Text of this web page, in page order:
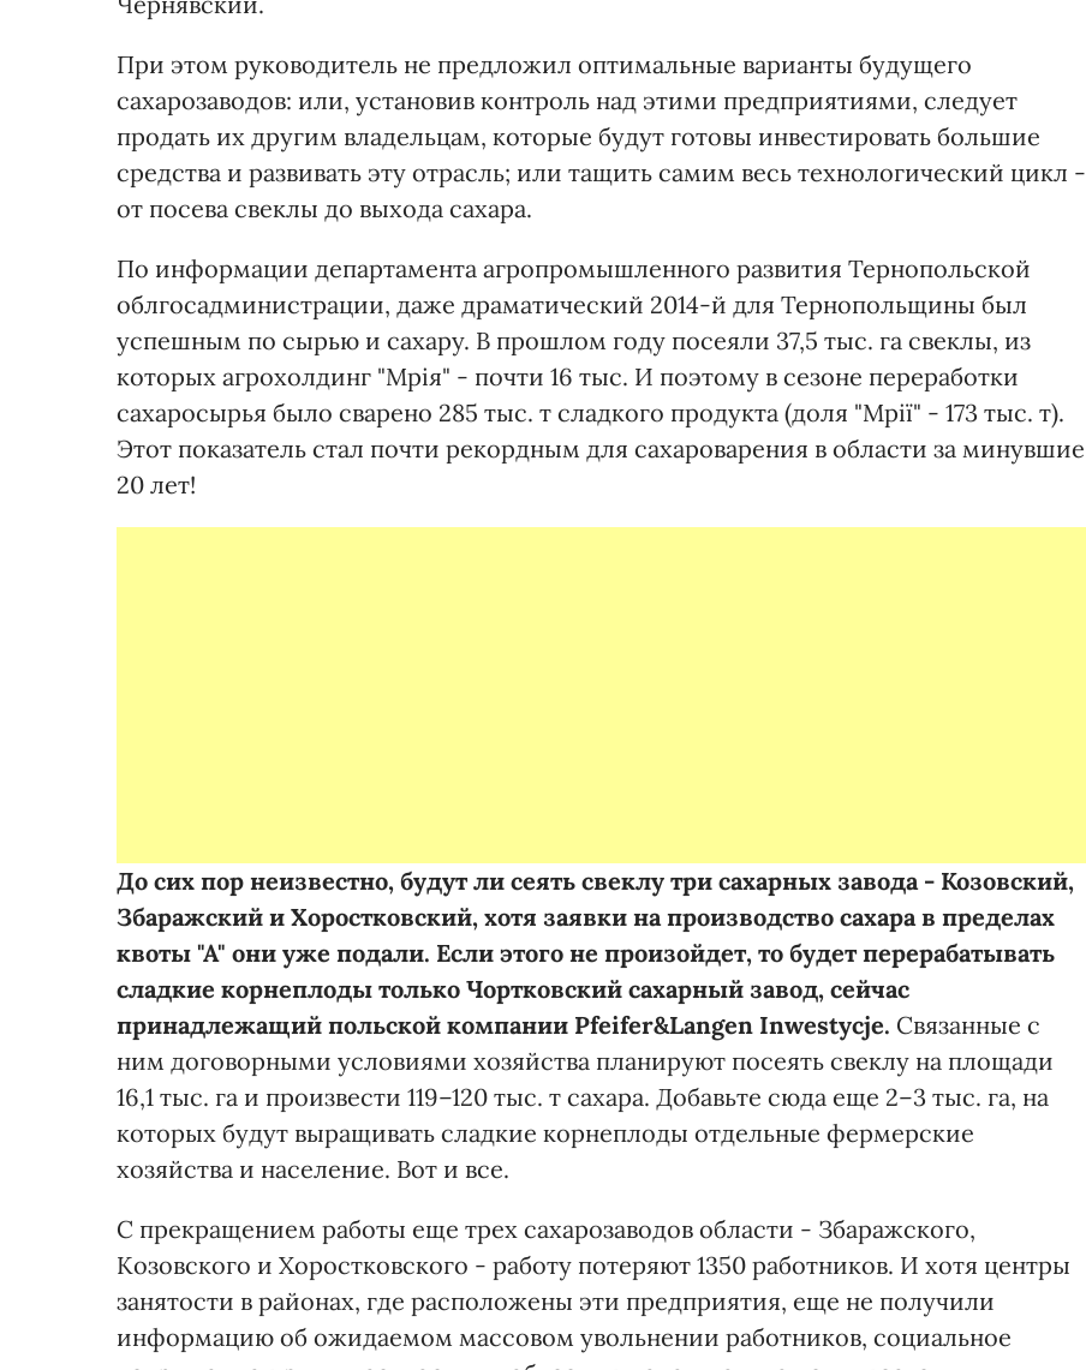
При этом руководитель не предложил оптимальные варианты будущего
сахарозаводов: или, установив контроль над этими предприятиями, следует
продать их другим владельцам, которые будут готовы инвестировать большие
средства и развивать эту отрасль; или тащить самим весь технологический цикл -
от посева свеклы до выхода сахара.
По информации департамента агропромышленного развития Тернопольской
облгосадминистрации, даже драматический 2014-й для Тернопольщины был
успешным по сырью и сахару. В прошлом году посеяли 37,5 тыс. га свеклы, из
которых агрохолдинг "Мрія" - почти 16 тыс. И поэтому в сезоне переработки
сахаросырья было сварено 285 тыс. т сладкого продукта (доля "Мрії" - 173 тыс. т).
Этот показатель стал почти рекордным для сахароварения в области за минувшие
20 лет!
До сих пор неизвестно, будут ли сеять свеклу три сахарных завода - Козовский,
Збаражский и Хоростковский, хотя заявки на производство сахара в пределах
квоты "А" они уже подали. Если этого не произойдет, то будет перерабатывать
сладкие корнеплоды только Чортковский сахарный завод, сейчас
принадлежащий польской компании Pfeifer&Langen Inwestycje. Связанные с
ним договорными условиями хозяйства планируют посеять свеклу на площади
16,1 тыс. га и произвести 119–120 тыс. т сахара. Добавьте сюда еще 2–3 тыс. га, на
которых будут выращивать сладкие корнеплоды отдельные фермерские
хозяйства и население. Вот и все.
С прекращением работы еще трех сахарозаводов области - Збаражского,
Козовского и Хоростковского - работу потеряют 1350 работников. И хотя центры
занятости в районах, где расположены эти предприятия, еще не получили
информацию об ожидаемом массовом увольнении работников, социальное